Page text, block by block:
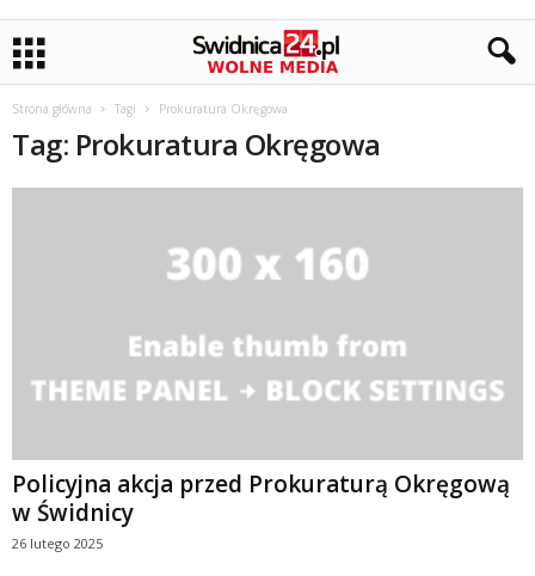
Strona główna Tagi Prokuratura Okręgowa
Tag: Prokuratura Okręgowa
Policyjna akcja przed Prokuraturą Okręgową
w Świdnicy
26 lutego 2025